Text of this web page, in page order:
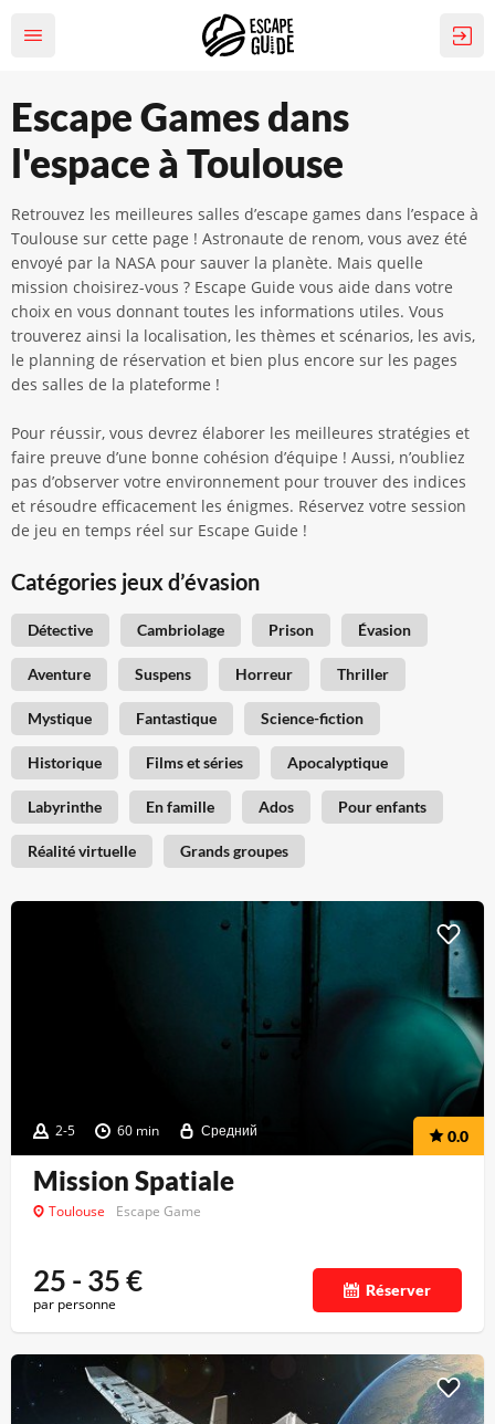
Escape Games dans
l'espace à Toulouse
Retrouvez les meilleures salles d’escape games dans l’espace à
Toulouse sur cette page ! Astronaute de renom, vous avez été
envoyé par la NASA pour sauver la planète. Mais quelle
mission choisirez-vous ? Escape Guide vous aide dans votre
choix en vous donnant toutes les informations utiles. Vous
trouverez ainsi la localisation, les thèmes et scénarios, les avis,
le planning de réservation et bien plus encore sur les pages
des salles de la plateforme !
Pour réussir, vous devrez élaborer les meilleures stratégies et
faire preuve d’une bonne cohésion d’équipe ! Aussi, n’oubliez
pas d’observer votre environnement pour trouver des indices
et résoudre efficacement les énigmes. Réservez votre session
de jeu en temps réel sur Escape Guide !
Catégories jeux d’évasion
Détective Cambriolage Prison Évasion
Aventure Suspens Horreur Thriller
Mystique Fantastique Science-fiction
Historique Films et séries Apocalyptique
Labyrinthe En famille Ados Pour enfants
Réalité virtuelle Grands groupes
2-5 60 min Средний 0.0
Mission Spatiale
Toulouse Escape Game
25 - 35€
par personne
Réserver